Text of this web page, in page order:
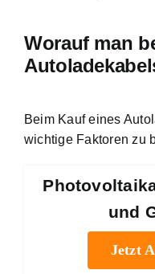
Worauf man
Beim Kauf eines
wichtige Faktoren zu
und
Jetzt